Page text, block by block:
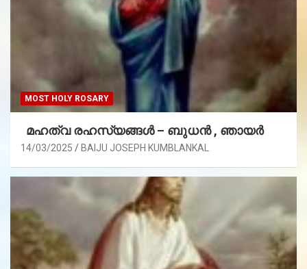
MOST HOLY ROSARY
മഹത്വ രഹസ്യങ്ങള്‍ – ബുധൻ , ഞായർ
14/03/2025 BAIJU JOSEPH KUMBLANKAL